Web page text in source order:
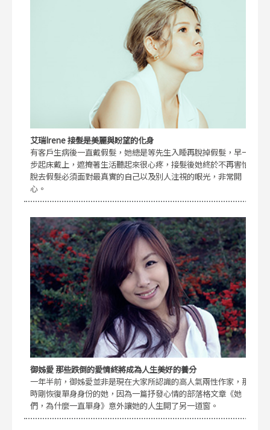
艾瑞Irene 接髮是美麗與盼望的化身
有客戶生病後一直戴假髮，她總是等先生入睡再脫掉假髮，早一
步起床戴上，遮掩著生活聽起來很心疼，接髮後她終於不再害怕
脫去假髮必須面對最真實的自己以及別人注視的眼光，非常開
心。
御姊愛 那些跌倒的愛情終將成為人生美好的養分
一年半前，御姊愛並非是現在大家所認識的高人氣兩性作家，那
時剛恢復單身身份的她，因為一篇抒發心情的部落格文章《她
們，為什麼一直單身》意外讓她的人生開了另一道窗。